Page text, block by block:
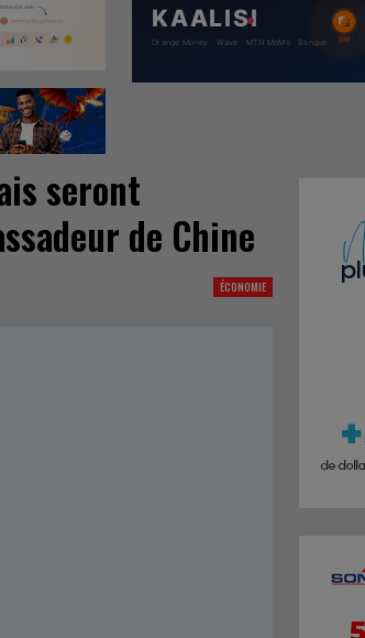
seront
de Chine
ÉCONOMIE